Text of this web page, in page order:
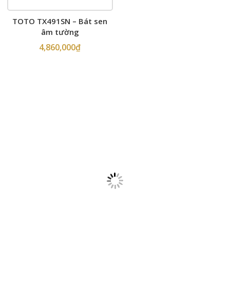
TOTO TX491SN – Bát sen
âm tường
4,860,000₫